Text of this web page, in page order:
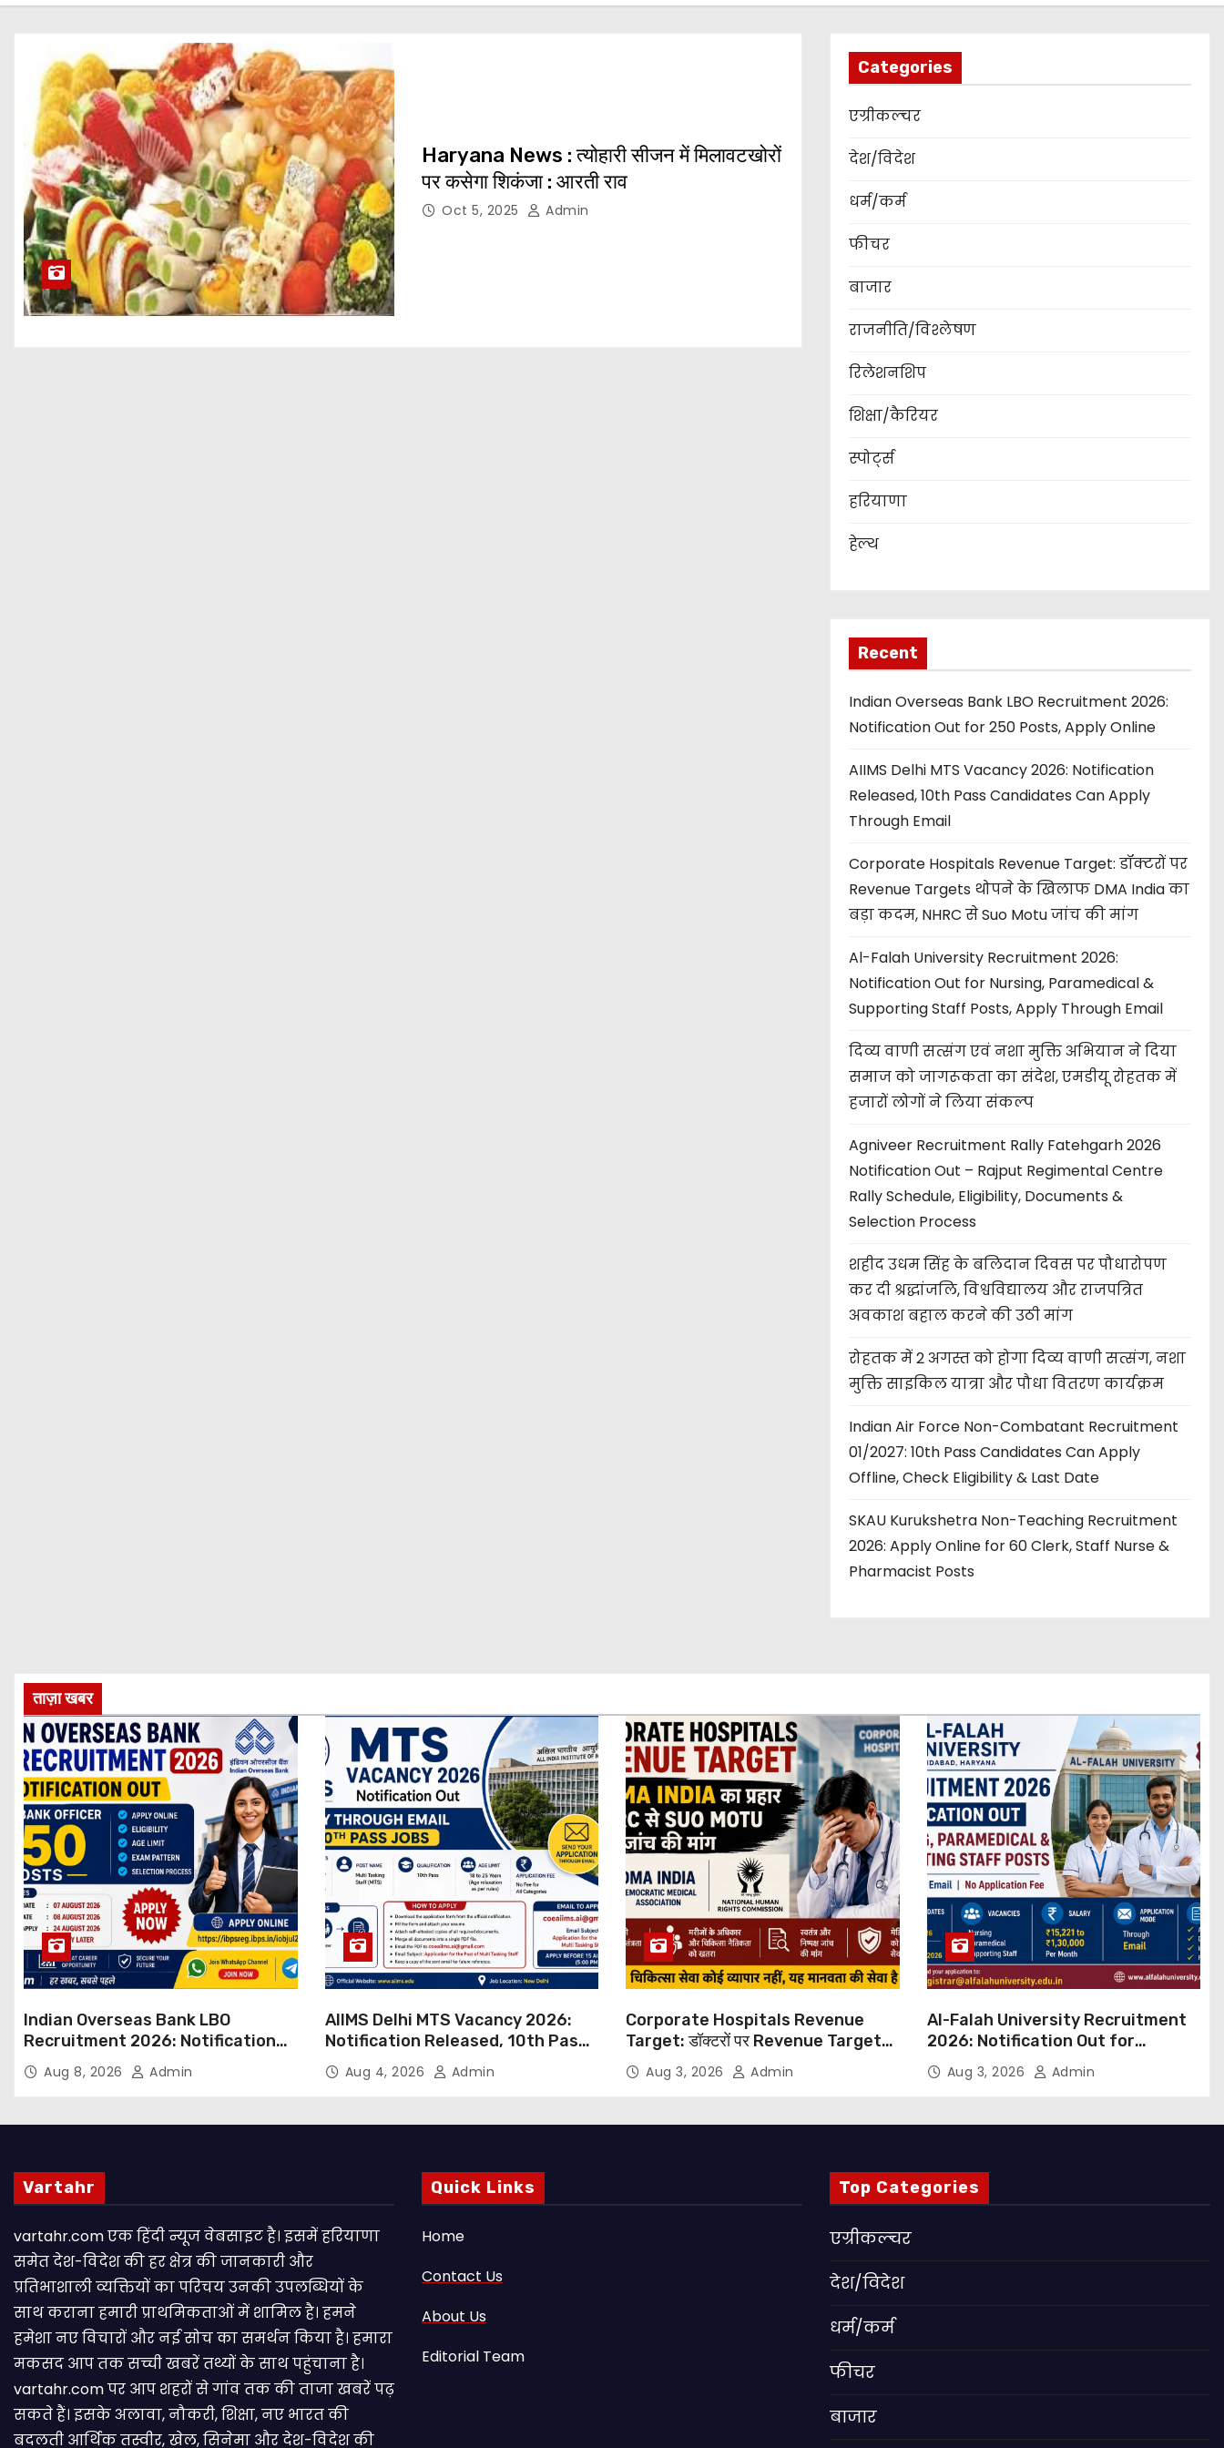
Haryana News : त्योहारी सीजन में मिलावटखोरों
पर कसेगा शिकंजा : आरती राव
Oct 5, 2025 Admin
Categories
एग्रीकल्चर
देश/विदेश
धर्म/कर्म
फीचर
बाजार
राजनीति/विश्लेषण
रिलेशनशिप
शिक्षा/कैरियर
स्पोर्ट्स
हरियाणा
हेल्थ
Recent
Indian Overseas Bank LBO Recruitment 2026:
Notification Out for 250 Posts, Apply Online
AIIMS Delhi MTS Vacancy 2026: Notification
Released, 10th Pass Candidates Can Apply
Through Email
Corporate Hospitals Revenue Target: डॉक्टरों पर
Revenue Targets थोपने के खिलाफ DMA India का
बड़ा कदम, NHRC से Suo Motu जांच की मांग
Al-Falah University Recruitment 2026:
Notification Out for Nursing, Paramedical &
Supporting Staff Posts, Apply Through Email
दिव्य वाणी सत्संग एवं नशा मुक्ति अभियान ने दिया
समाज को जागरूकता का संदेश, एमडीयू रोहतक में
हजारों लोगों ने लिया संकल्प
Agniveer Recruitment Rally Fatehgarh 2026
Notification Out – Rajput Regimental Centre
Rally Schedule, Eligibility, Documents &
Selection Process
शहीद उधम सिंह के बलिदान दिवस पर पौधारोपण
कर दी श्रद्धांजलि, विश्वविद्यालय और राजपत्रित
अवकाश बहाल करने की उठी मांग
रोहतक में 2 अगस्त को होगा दिव्य वाणी सत्संग, नशा
मुक्ति साइकिल यात्रा और पौधा वितरण कार्यक्रम
Indian Air Force Non-Combatant Recruitment
01/2027: 10th Pass Candidates Can Apply
Offline, Check Eligibility & Last Date
SKAU Kurukshetra Non-Teaching Recruitment
2026: Apply Online for 60 Clerk, Staff Nurse &
Pharmacist Posts
ताज़ा खबर
Indian Overseas Bank LBO
Recruitment 2026: Notification
Out for 250 Posts, Apply Online
Aug 8, 2026 Admin
AIIMS Delhi MTS Vacancy 2026:
Notification Released, 10th Pass
Candidates Can Apply Through
Email
Aug 4, 2026 Admin
Corporate Hospitals Revenue
Target: डॉक्टरों पर Revenue Targets
थोपने के खिलाफ DMA India का बड़ा कदम,
NHRC से Suo Motu जांच की मांग
Aug 3, 2026 Admin
Al-Falah University Recruitment
2026: Notification Out for
Nursing, Paramedical &
Supporting Staff Posts, Apply
Aug 3, 2026 Admin
Vartahr
vartahr.com एक हिंदी न्यूज वेबसाइट है। इसमें हरियाणा
समेत देश-विदेश की हर क्षेत्र की जानकारी और
प्रतिभाशाली व्यक्तियों का परिचय उनकी उपलब्धियों के
साथ कराना हमारी प्राथमिकताओं में शामिल है। हमने
हमेशा नए विचारों और नई सोच का समर्थन किया है। हमारा
मकसद आप तक सच्ची खबरें तथ्यों के साथ पहुंचाना है।
vartahr.com पर आप शहरों से गांव तक की ताजा खबरें पढ़
सकते हैं। इसके अलावा, नौकरी, शिक्षा, नए भारत की
बदलती आर्थिक तस्वीर, खेल, सिनेमा और देश-विदेश की
Quick Links
Home
Contact Us
About Us
Editorial Team
Top Categories
एग्रीकल्चर
देश/विदेश
धर्म/कर्म
फीचर
बाजार